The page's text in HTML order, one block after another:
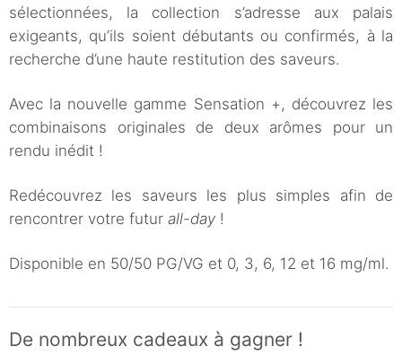
sélectionnées, la collection s’adresse aux palais
exigeants, qu’ils soient débutants ou confirmés, à la
recherche d’une haute restitution des saveurs.
Avec la nouvelle gamme Sensation +, découvrez les
combinaisons originales de deux arômes pour un
rendu inédit !
Redécouvrez les saveurs les plus simples afin de
rencontrer votre futur all-day !
Disponible en 50/50 PG/VG et 0, 3, 6, 12 et 16 mg/ml.
De nombreux cadeaux à gagner !